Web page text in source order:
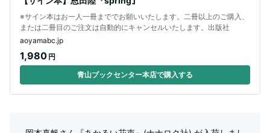
※サイン本はお一人一冊まででお願いいたします。二冊以上のご購入、
または二冊目のご注文は自動的にキャンセルいたします。出版社
aoyamabc.jp
1,980 円
青山ブックセンター本店で購入する